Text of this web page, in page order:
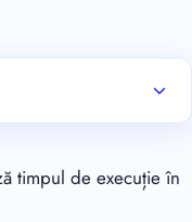
timpul de execuție în